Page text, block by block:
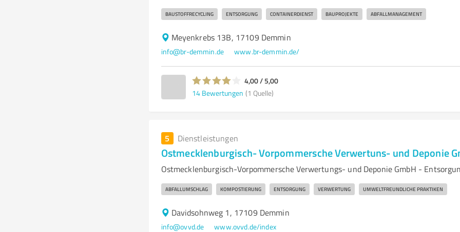
BAUSTOFFRECYCLING ENTSORGUNG CONTAINERDIENST BAUPROJEKTE ABFALLMANAGEMENT
Meyenkrebs 13B, 17109 Demmin
info@br-demmin.de www.br-demmin.de/
4,00 / 5,00
14 Bewertungen (1 Quelle)
5 Dienstleistungen
Ostmecklenburgisch- Vorpommersche Verwertuns- und Deponie
Ostmecklenburgisch-Vorpommersche Verwertungs- und Deponie GmbH -
ABFALLUMSCHLAG KOMPOSTIERUNG ENTSORGUNG VERWERTUNG UMWELTFREUNDLICHE PRAKTIKEN
Davidsohnweg 1, 17109 Demmin
info@ovvd.de www.ovvd.de/index